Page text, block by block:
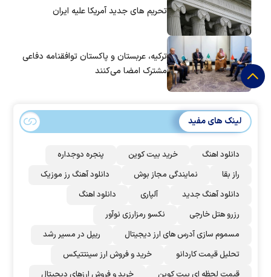
تحریم های جدید آمریکا علیه ایران
ترکیه، عربستان و پاکستان توافقنامه دفاعی
مشترک امضا می‌کنند
لینک های مفید
دانلود اهنگ خرید بیت کوین
پنجره دوجداره
راز بقا
نمایندگی مجاز بوش
دانلود آهنگ رز‌ موزیک
دانلود آهنگ جدید
آلپاری
دانلود اهنگ
رزرو هتل خارجی
نکسو رمزارزی نوآور
مسموم سازی آدرس های ارز دیجیتال
ریپل در مسیر رشد
تحلیل قیمت کاردانو
خرید و فروش ارز سینتتیکس